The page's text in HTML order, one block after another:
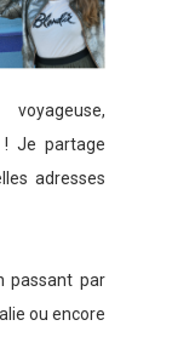
Je partage
adresses
passant par
ou encore